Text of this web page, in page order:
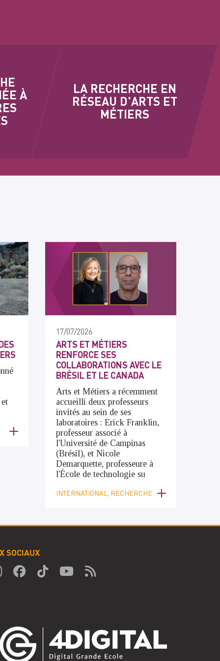
À
LA RECHERCHE EN
RÉSEAU D'ARTS ET
MÉTIERS
17/07/2026
ARTS ET MÉTIERS
RENFORCE SES
COLLABORATIONS AVEC LE
BRÉSIL ET LE CANADA
Arts et Métiers a récemment
accueilli deux professeurs
invités au sein de ses
laboratoires : Erick Franklin,
professeur associé à
l'Université de Campinas
(Brésil), et Nicole
Demarquette, professeure à
l'École de technologie su
INTERNATIONAL, RECHERCHE
SOCIAUX